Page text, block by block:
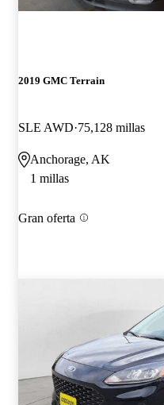
2019 GMC Terrain
SLE AWD 75,128 millas
Anchorage, AK
1 millas
Gran oferta